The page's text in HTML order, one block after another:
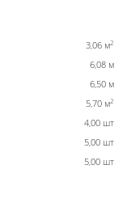
3,06 м2
6,08 м
6,50 м
5,70 м2
4,00 шт
5,00 шт
5,00 шт